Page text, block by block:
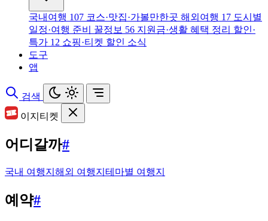
국내여행 107 코스·맛집·가볼만한곳 해외여행 17 도시별
일정·여행 준비
꿀정보 56 지원금·생활 혜택 정리 할인·
특가 12 쇼핑·티켓 할인 소식
도구
앱
검색
이지티켓
어디갈까#
국내 여행지 해외 여행지 테마별 여행지
예약#